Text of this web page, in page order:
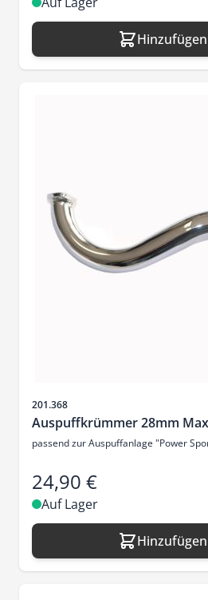
Hinzufügen
Artikelnr.
201.368
Auspuffkrümmer 28mm
passend zur Auspuffanlage "Power
24,90 €
Auf Lager
Hinzufügen